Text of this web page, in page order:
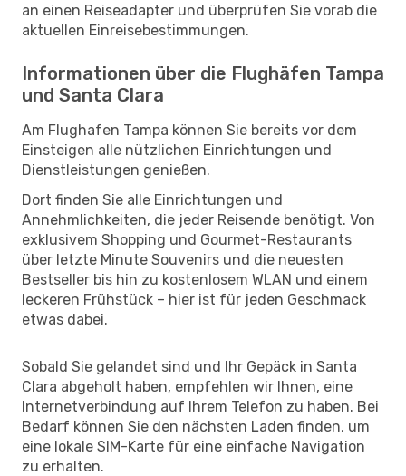
an einen Reiseadapter und überprüfen Sie vorab die
aktuellen Einreisebestimmungen.
Informationen über die Flughäfen Tampa
und Santa Clara
Am Flughafen Tampa können Sie bereits vor dem
Einsteigen alle nützlichen Einrichtungen und
Dienstleistungen genießen.
Dort finden Sie alle Einrichtungen und
Annehmlichkeiten, die jeder Reisende benötigt. Von
exklusivem Shopping und Gourmet-Restaurants
über letzte Minute Souvenirs und die neuesten
Bestseller bis hin zu kostenlosem WLAN und einem
leckeren Frühstück – hier ist für jeden Geschmack
etwas dabei.
Sobald Sie gelandet sind und Ihr Gepäck in Santa
Clara abgeholt haben, empfehlen wir Ihnen, eine
Internetverbindung auf Ihrem Telefon zu haben. Bei
Bedarf können Sie den nächsten Laden finden, um
eine lokale SIM-Karte für eine einfache Navigation
zu erhalten.